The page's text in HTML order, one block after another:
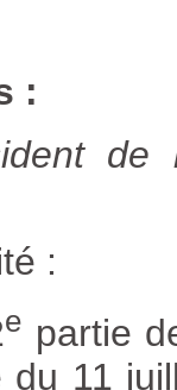
:
de
:
epartie
du 11